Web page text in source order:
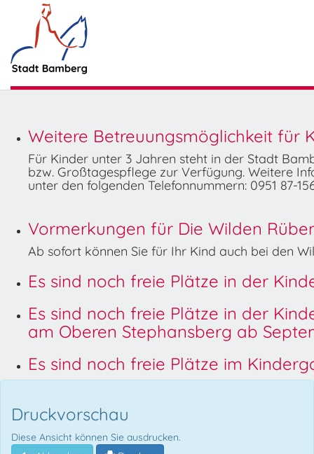
Weitere Betreuungsmöglichkeit für
Für Kinder unter 3 Jahren steht in der Stadt
bzw. Großtagespflege zur Verfügung. Weitere
unter den folgenden Telefonnummern: 0951 87-
Vormerkungen für Die Wilden
Ab sofort können Sie für Ihr Kind auch bei den
Es sind noch freie Plätze in der
Es sind noch freie Plätze in der
am Oberen Stephansberg ab
Es sind noch freie Plätze im
Druckvorschau
Diese Ansicht können Sie ausdrucken.